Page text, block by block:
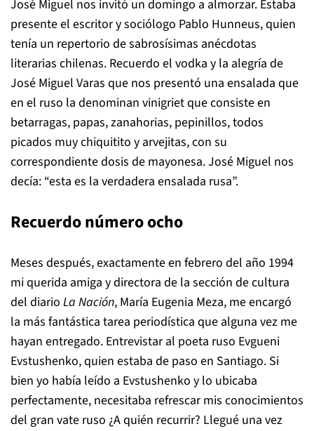
José Miguel nos invitó un domingo a almorzar. Estaba
presente el escritor y sociólogo Pablo Hunneus, quien
tenía un repertorio de sabrosísimas anécdotas
literarias chilenas. Recuerdo el vodka y la alegría de
José Miguel Varas que nos presentó una ensalada que
en el ruso la denominan vinigrietque consiste en
betarragas, papas, zanahorias, pepinillos, todos
picados muy chiquitito y arvejitas, con su
correspondiente dosis de mayonesa. José Miguel nos
decía: “esta es la verdadera ensalada rusa”.
Recuerdo número ocho
Meses después, exactamente en febrero del año 1994
mi querida amiga y directora de la sección de cultura
del diario La Nación, María Eugenia Meza, me encargó
la más fantástica tarea periodística que alguna vez me
hayan entregado. Entrevistar al poeta ruso Evgueni
Evstushenko, quien estaba de paso en Santiago. Si
bien yo había leído a Evstushenko y lo ubicaba
perfectamente, necesitaba refrescar mis conocimientos
del gran vate ruso ¿A quién recurrir? Llegué una vez